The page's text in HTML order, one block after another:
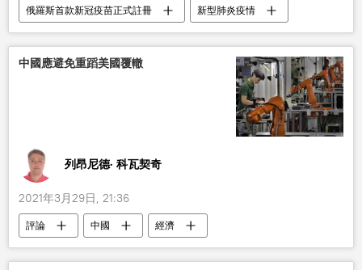
俄羅斯首款新冠疫苗正式註冊
新型肺炎疫情
政治
俄羅斯
中國應避免重蹈美國覆轍
列昂尼德· 科瓦契奇
2021年3月29日, 21:36
評論 中國 經濟